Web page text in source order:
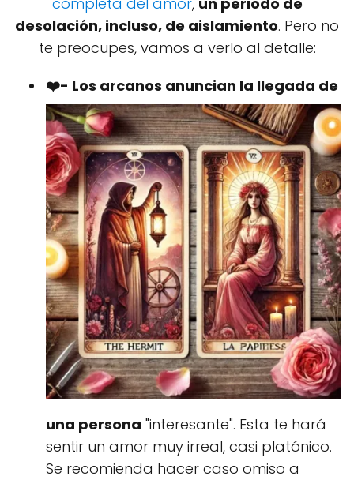
desolación, incluso, de aislamiento. Pero no
te preocupes, vamos a verlo al detalle:
❤️- Los arcanos anuncian la llegada de
una persona "interesante". Esta te hará
sentir un amor muy irreal, casi platónico.
Se recomienda hacer caso omiso a